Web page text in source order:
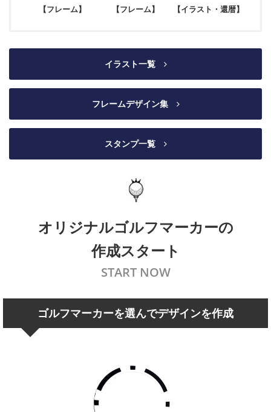
【フレーム】 【フレーム】 【イラスト・還暦】
イラスト一覧
フレームデザイン集
スタンプ一覧
オリジナルゴルフマーカーの
作成スタート
START NOW
ゴルフマーカーを選んでデザインを作成